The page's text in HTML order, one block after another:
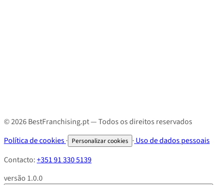
© 2026 BestFranchising.pt — Todos os direitos reservados
Política de cookies· Personalizar cookies · Uso de dados pessoais
Contacto:+351 91 330 5139
versão 1.0.0